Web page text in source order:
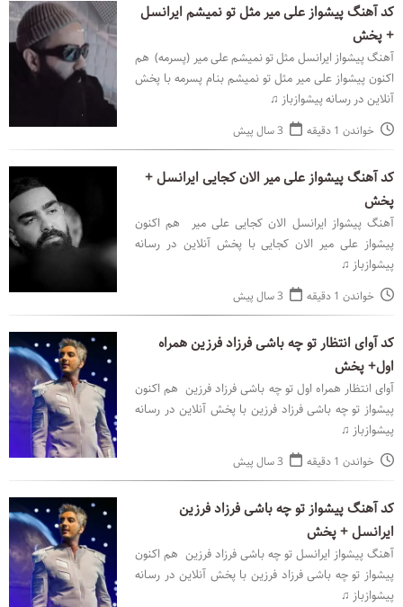
کد آهنگ پیشواز علی میر مثل تو نمیشم ایرانسل
+ پخش
آهنگ پیشواز ایرانسل مثل تو نمیشم علی میر (پسرمه) هم
اکنون پیشواز علی میر مثل تو نمیشم بنام پسرمه با پخش
آنلاین در رسانه پیشوازباز ♫
خواندن 1 دقیقه 3 سال پیش
کد آهنگ پیشواز علی میر الان کجایی ایرانسل +
پخش
آهنگ پیشواز ایرانسل الان کجایی علی میر هم اکنون
پیشواز علی میر الان کجایی با پخش آنلاین در رسانه
پیشوازباز ♫
خواندن 1 دقیقه 3 سال پیش
کد آوای انتظار تو چه باشی فرزاد فرزین همراه
اول+ پخش
آوای انتظار همراه اول تو چه باشی فرزاد فرزین هم اکنون
پیشواز تو چه باشی فرزاد فرزین با پخش آنلاین در رسانه
پیشوازباز ♫
خواندن 1 دقیقه 3 سال پیش
کد آهنگ پیشواز تو چه باشی فرزاد فرزین
ایرانسل + پخش
آهنگ پیشواز ایرانسل تو چه باشی فرزاد فرزین هم اکنون
پیشواز تو چه باشی فرزاد فرزین با پخش آنلاین در رسانه
پیشوازباز ♫